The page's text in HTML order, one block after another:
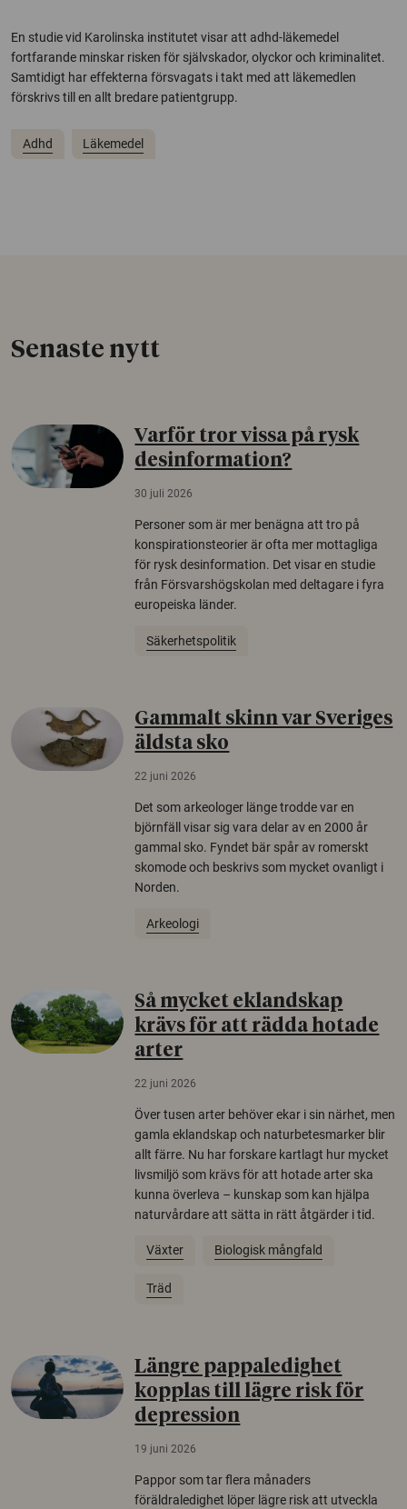
En studie vid Karolinska institutet visar att adhd-läkemedel
fortfarande minskar risken för självskador, olyckor och kriminalitet.
Samtidigt har effekterna försvagats i takt med att läkemedlen
förskrivs till en allt bredare patientgrupp.
Adhd Läkemedel
Senaste nytt
Varför tror vissa på rysk
desinformation?
30 juli 2026
Personer som är mer benägna att tro på
konspirationsteorier är ofta mer mottagliga
för rysk desinformation. Det visar en studie
från Försvarshögskolan med deltagare i fyra
europeiska länder.
Säkerhetspolitik
Gammalt skinn var Sveriges
äldsta sko
22 juni 2026
Det som arkeologer länge trodde var en
björnfäll visar sig vara delar av en 2000 år
gammal sko. Fyndet bär spår av romerskt
skomode och beskrivs som mycket ovanligt i
Norden.
Arkeologi
Så mycket eklandskap
krävs för att rädda hotade
arter
22 juni 2026
Över tusen arter behöver ekar i sin närhet, men
gamla eklandskap och naturbetesmarker blir
allt färre. Nu har forskare kartlagt hur mycket
livsmiljö som krävs för att hotade arter ska
kunna överleva – kunskap som kan hjälpa
naturvårdare att sätta in rätt åtgärder i tid.
Växter Biologisk mångfald
Träd
Längre pappaledighet
kopplas till lägre risk för
depression
19 juni 2026
Pappor som tar flera månaders
föräldraledighet löper lägre risk att utveckla